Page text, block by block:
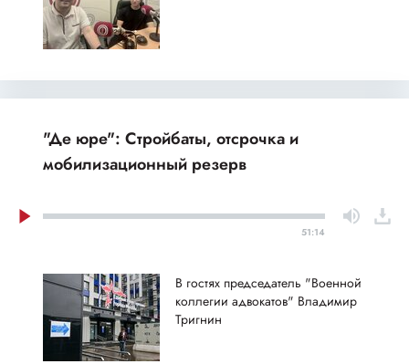
"Де юре": Стройбаты, отсрочка и
мобилизационный резерв
51:14
В гостях председатель "Военной
коллегии адвокатов" Владимир
Тригнин